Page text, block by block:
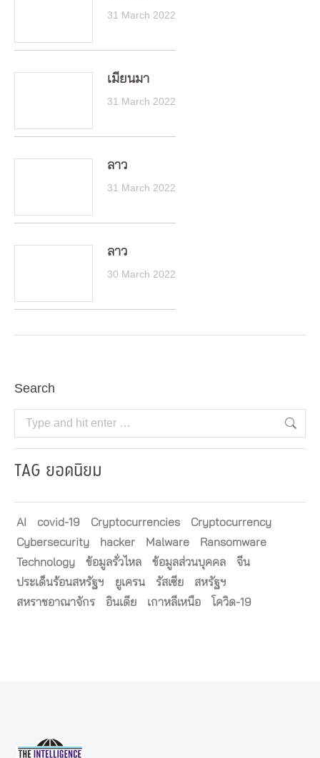
31 March 2022
เมียนมา
31 March 2022
ลาว
31 March 2022
ลาว
30 March 2022
Search
Search:
TAG ยอดนิยม
AI covid-19 Cryptocurrencies
Cryptocurrency
Cybersecurity
hacker Malware
Ransomware
Technology
ข้อมูลรั่วไหล ข้อมูลส่วนบุคคล
จีน
ประเด็นร้อนสหรัฐฯ
ยูเครน รัสเซีย
สหรัฐฯ
สหราชอาณาจักร
อินเดีย เกาหลีเหนือ โควิด-19